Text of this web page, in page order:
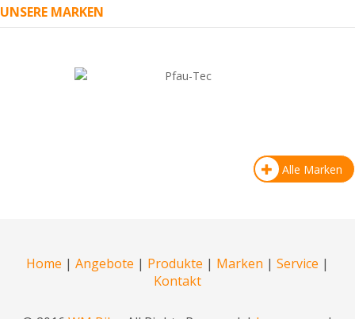
UNSERE MARKEN
Alle Marken
Home | Angebote | Produkte | Marken | Service |
Kontakt